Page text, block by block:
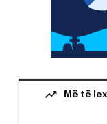
trending_up Më të